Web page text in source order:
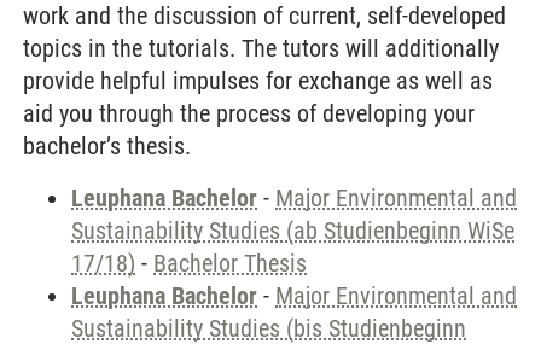
work and the discussion of current, self-developed
topics in the tutorials. The tutors will additionally
provide helpful impulses for exchange as well as
aid you through the process of developing your
bachelor’s thesis.
Leuphana Bachelor - Major Environmental and
Sustainability Studies (ab Studienbeginn WiSe
17/18) - Bachelor Thesis
Leuphana Bachelor - Major Environmental and
Sustainability Studies (bis Studienbeginn